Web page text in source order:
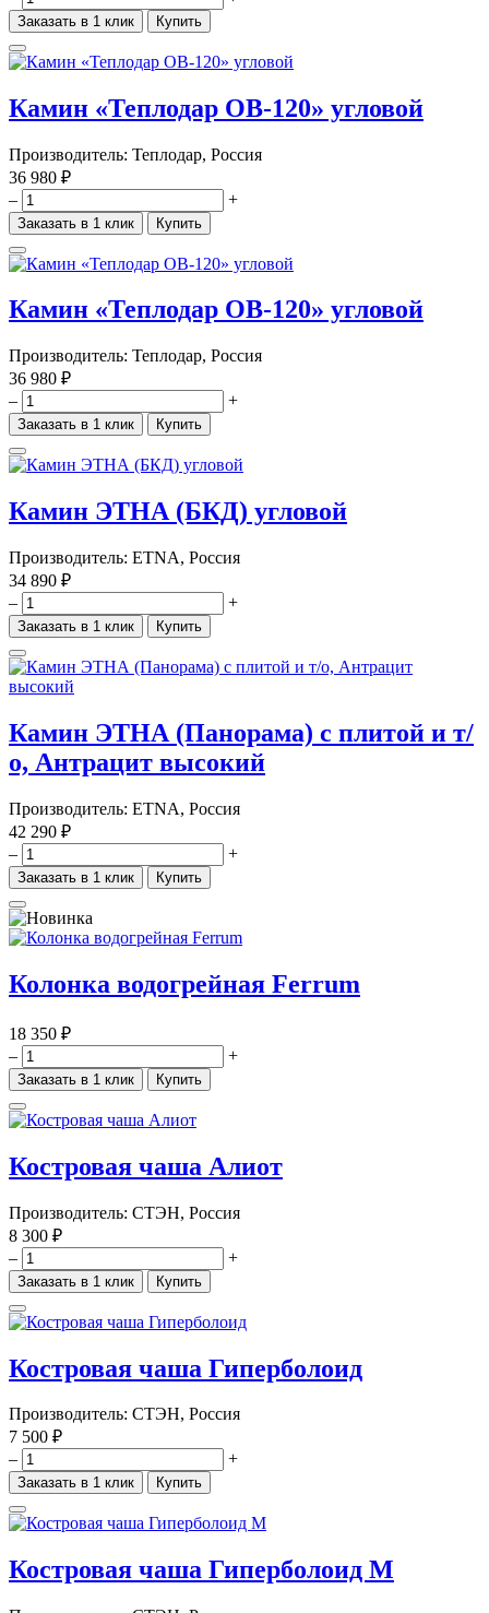
Заказать в 1 клик Купить
Камин «Теплодар ОВ-120» угловой
Производитель: Теплодар, Россия
36 980 ₽
–
+
Заказать в 1 клик Купить
Камин «Теплодар ОВ-120» угловой
Производитель: Теплодар, Россия
36 980 ₽
–
+
Заказать в 1 клик Купить
Камин ЭТНА (БКД) угловой
Производитель: ETNA, Россия
34 890 ₽
–
+
Заказать в 1 клик Купить
Камин ЭТНА (Панорама) с плитой и т/
о, Антрацит высокий
Производитель: ETNA, Россия
42 290 ₽
–
+
Заказать в 1 клик Купить
Колонка водогрейная Ferrum
18 350 ₽
–
+
Заказать в 1 клик Купить
Костровая чаша Алиот
Производитель: СТЭН, Россия
8 300 ₽
–
+
Заказать в 1 клик Купить
Костровая чаша Гиперболоид
Производитель: СТЭН, Россия
7 500 ₽
–
+
Заказать в 1 клик Купить
Костровая чаша Гиперболоид М